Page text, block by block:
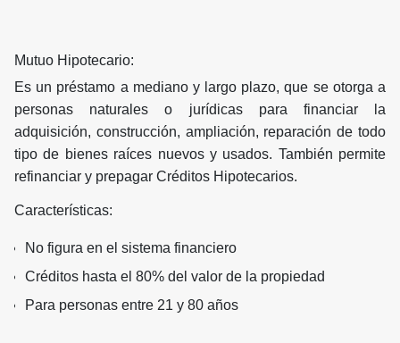
Mutuo Hipotecario:
Es un préstamo a mediano y largo plazo, que se otorga a
personas naturales o jurídicas para financiar la
adquisición, construcción, ampliación, reparación de todo
tipo de bienes raíces nuevos y usados. También permite
refinanciar y prepagar Créditos Hipotecarios.
Características:
No figura en el sistema financiero
Créditos hasta el 80% del valor de la propiedad
Para personas entre 21 y 80 años